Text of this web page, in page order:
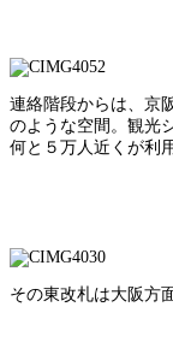
連絡階段からは、京
のような空間。観光
何と５万人近くが利
その東改札は大阪方